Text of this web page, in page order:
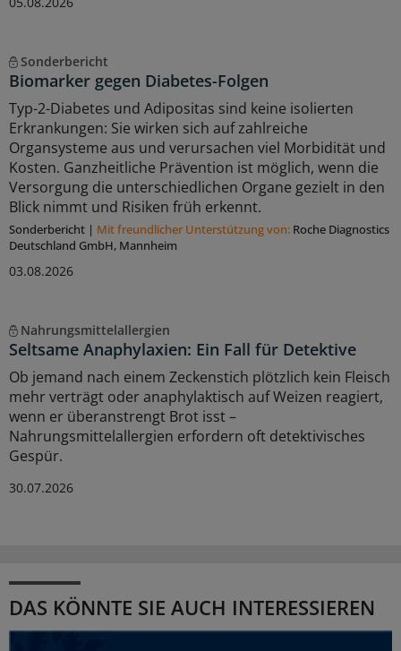
Sonderbericht
Biomarker gegen Diabetes-Folgen
Typ-2-Diabetes und Adipositas sind keine isolierten
Erkrankungen: Sie wirken sich auf zahlreiche
Organsysteme aus und verursachen viel Morbidität und
Kosten. Ganzheitliche Prävention ist möglich, wenn die
Versorgung die unterschiedlichen Organe gezielt in den
Blick nimmt und Risiken früh erkennt.
Sonderbericht | Mit freundlicher Unterstützung von: Roche Diagnostics
Deutschland GmbH, Mannheim
03.08.2026
Nahrungsmittelallergien
Seltsame Anaphylaxien: Ein Fall für Detektive
Ob jemand nach einem Zeckenstich plötzlich kein Fleisch
mehr verträgt oder anaphylaktisch auf Weizen reagiert,
wenn er überanstrengt Brot isst –
Nahrungsmittelallergien erfordern oft detektivisches
Gespür.
30.07.2026
DAS KÖNNTE SIE AUCH INTERESSIEREN